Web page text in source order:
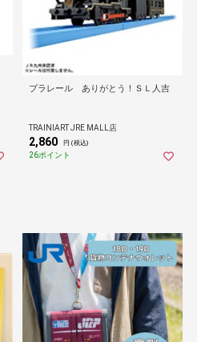
プラレール ありがとう！ＳＬ人吉
TRAINIART JRE MALL店
2,860 円 (税込)
26ポイント